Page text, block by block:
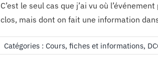
C’est le seul cas que j’ai vu où
clos, mais dont on fait une information
Catégories : Cours, fiches et informations,